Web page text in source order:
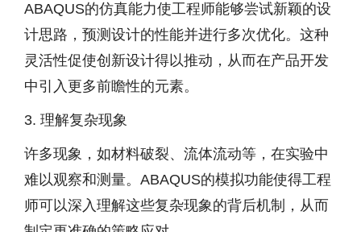
ABAQUS的仿真能力使工程师能够尝试新颖的设
计思路，预测设计的性能并进行多次优化。这种
灵活性促使创新设计得以推动，从而在产品开发
中引入更多前瞻性的元素。
3. 理解复杂现象
许多现象，如材料破裂、流体流动等，在实验中
难以观察和测量。ABAQUS的模拟功能使得工程
师可以深入理解这些复杂现象的背后机制，从而